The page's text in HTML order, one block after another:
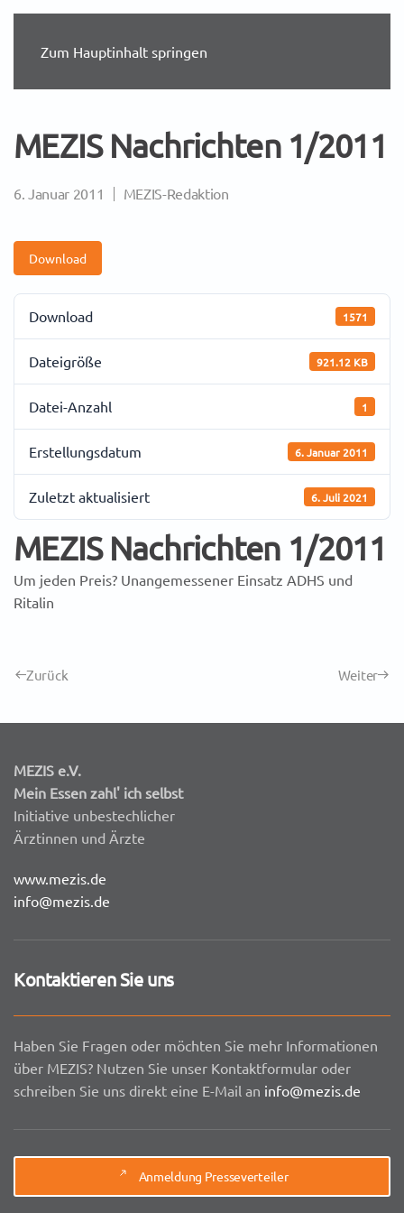
Zum Hauptinhalt springen
MEZIS Nachrichten 1/2011
6. Januar 2011 MEZIS-Redaktion
Download
Download 1571
Dateigröße 921.12 KB
Datei-Anzahl 1
Erstellungsdatum 6. Januar 2011
Zuletzt aktualisiert 6. Juli 2021
MEZIS Nachrichten 1/2011
Um jeden Preis? Unangemessener Einsatz ADHS und
Ritalin
Zurück Weiter
MEZIS e.V.
Mein Essen zahl' ich selbst
Initiative unbestechlicher
Ärztinnen und Ärzte
www.mezis.de
info@mezis.de
Kontaktieren Sie uns
Haben Sie Fragen oder möchten Sie mehr Informationen
über MEZIS? Nutzen Sie unser Kontaktformular oder
schreiben Sie uns direkt eine E-Mail an info@mezis.de
Anmeldung Presseverteiler